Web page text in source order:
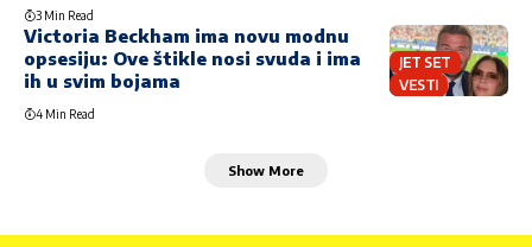
3 Min Read
JET SET
VESTI
Victoria Beckham ima novu modnu
opsesiju: Ove štikle nosi svuda i ima
ih u svim bojama
4 Min Read
Show More